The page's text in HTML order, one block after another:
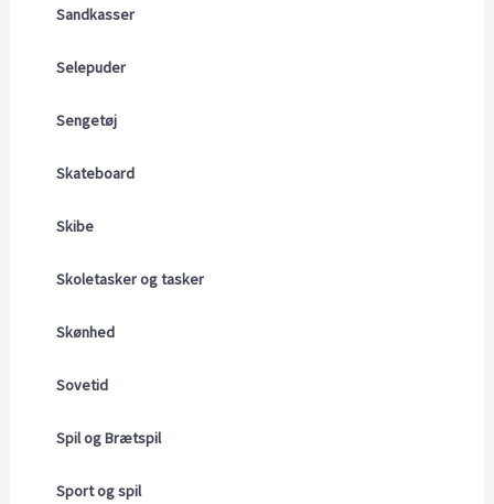
Sandkasser
Selepuder
Sengetøj
Skateboard
Skibe
Skoletasker og tasker
Skønhed
Sovetid
Spil og Brætspil
Sport og spil